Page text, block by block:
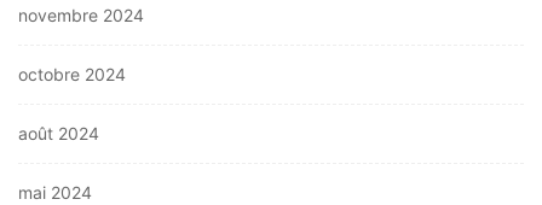
novembre 2024
octobre 2024
août 2024
mai 2024